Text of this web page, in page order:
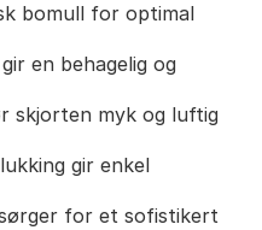
bomull for optimal
en behagelig og
skjorten myk og luftig
gir enkel
for et sofistikert